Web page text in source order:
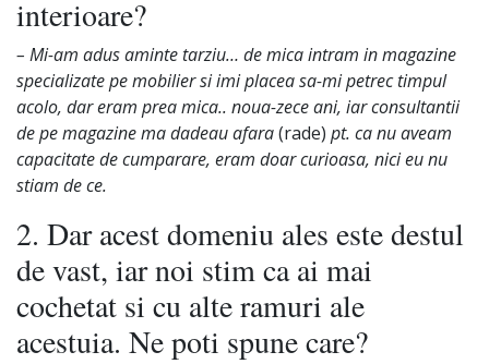
interioare?
– Mi-am adus aminte tarziu… de mica intram in magazine
specializate pe mobilier si imi placea sa-mi petrec timpul
acolo, dar eram prea mica.. noua-zece ani, iar consultantii
de pe magazine ma dadeau afara(rade) pt. ca nu aveam
capacitate de cumparare, eram doar curioasa, nici eu nu
stiam de ce.
2. Dar acest domeniu ales este destul
de vast, iar noi stim ca ai mai
cochetat si cu alte ramuri ale
acestuia. Ne poti spune care?